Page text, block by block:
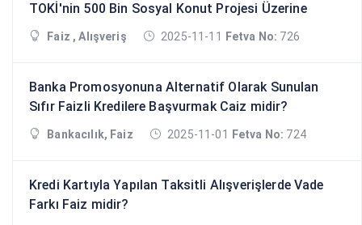
TOKİ'nin 500 Bin Sosyal Konut Projesi Üzerine
Faiz , Alışveriş 2025-11-11 Fetva No: 726
Banka Promosyonuna Alternatif Olarak Sunulan
Sıfır Faizli Kredilere Başvurmak Caiz midir?
Bankacılık, Faiz 2025-11-01 Fetva No: 724
Kredi Kartıyla Yapılan Taksitli Alışverişlerde Vade
Farkı Faiz midir?